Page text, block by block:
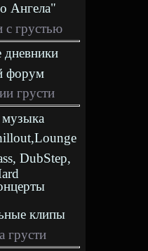
Ангела"
с грустью
дневники
форум
грусти
музыка
DubStep,
клипы
грусти